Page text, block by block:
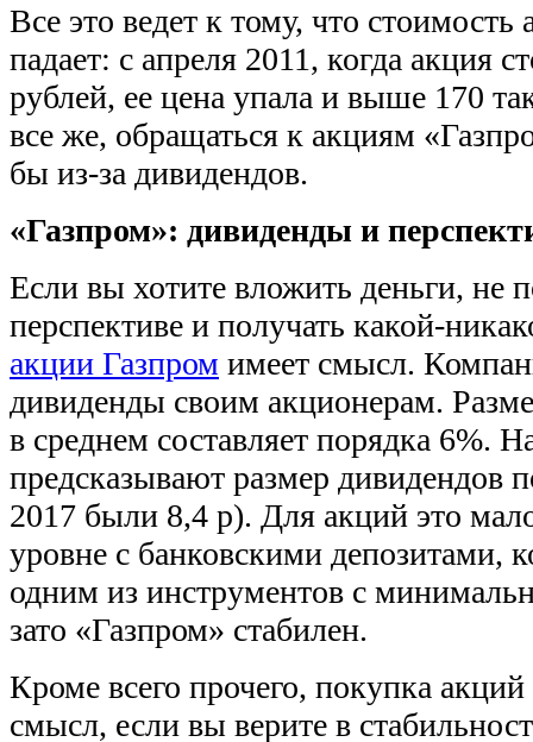
Все это ведет к тому, что
падает: с апреля 2011, когда акция
рублей, ее цена упала и выше 170
все же, обращаться к акциям
бы из-за дивидендов.
«Газпром»: дивиденды и
Если вы хотите вложить деньги, не
перспективе и получать какой-
акции Газпром имеет смысл.
дивиденды своим акционерам.
в среднем составляет порядка 6%.
предсказывают размер дивидендов
2017 были 8,4 р). Для акций это
уровне с банковскими депозитами,
одним из инструментов с
зато «Газпром» стабилен.
Кроме всего прочего, покупка
смысл, если вы верите в